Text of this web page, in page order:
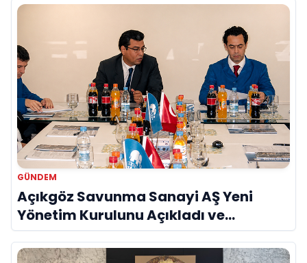
GÜNDEM
Açıkgöz Savunma Sanayi AŞ Yeni
Yönetim Kurulunu Açıkladı ve
Savunma Sanayinde Küresel Vizyon
Vurgusu